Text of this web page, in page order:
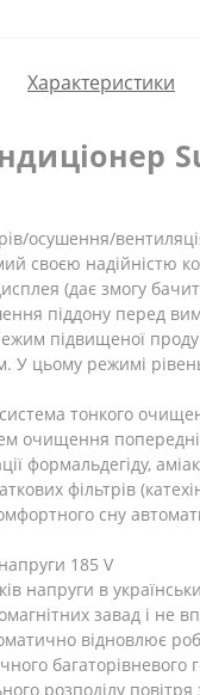
Характеристики
осушення/
своєю надійністю
(дає змогу
піддону перед
підвищеної
У цьому режимі
тонкого
очищення
формальдегіду,
фільтрів
сну
185 V
напруги в
завад і не
відновлює
розподілу